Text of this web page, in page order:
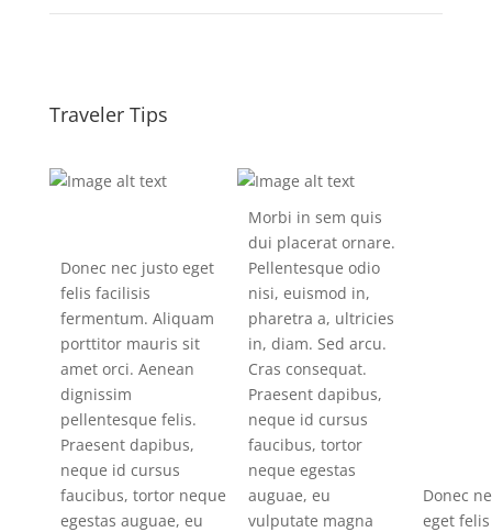
Traveler Tips
Donec nec justo eget
felis facilisis
fermentum. Aliquam
porttitor mauris sit
amet orci. Aenean
dignissim
pellentesque felis.
Praesent dapibus,
neque id cursus
faucibus, tortor neque
egestas auguae, eu
Morbi in sem quis
dui placerat ornare.
Pellentesque odio
nisi, euismod in,
pharetra a, ultricies
in, diam. Sed arcu.
Cras consequat.
Praesent dapibus,
neque id cursus
faucibus, tortor
neque egestas
auguae, eu
vulputate magna
Donec
eget